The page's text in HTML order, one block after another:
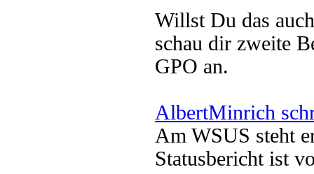
Willst Du das
schau dir zweite
GPO an.
AlbertMinrich
Am WSUS steht
Statusbericht ist